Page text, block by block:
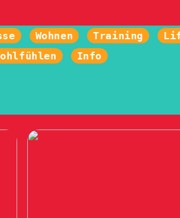
Wohnen Training
Info